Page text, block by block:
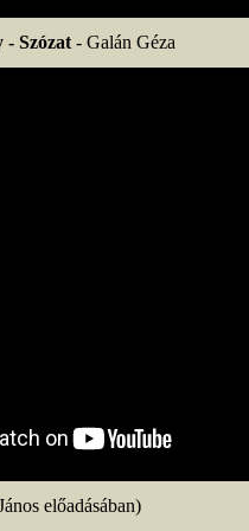
Szózat- Galán Géza
előadásában)